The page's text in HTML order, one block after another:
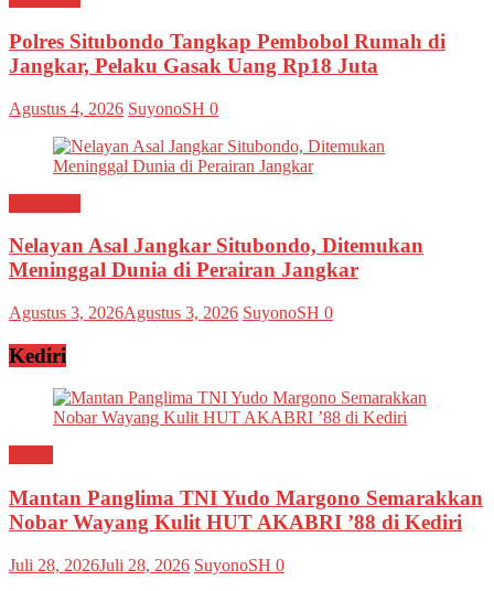
Polres Situbondo Tangkap Pembobol Rumah di
Jangkar, Pelaku Gasak Uang Rp18 Juta
Agustus 4, 2026 SuyonoSH 0
Nelayan Asal Jangkar Situbondo, Ditemukan
Meninggal Dunia di Perairan Jangkar
Agustus 3, 2026Agustus 3, 2026 SuyonoSH 0
Kediri
Mantan Panglima TNI Yudo Margono Semarakkan
Nobar Wayang Kulit HUT AKABRI ’88 di Kediri
Juli 28, 2026Juli 28, 2026 SuyonoSH 0